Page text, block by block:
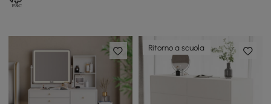
Ritorno a scuola